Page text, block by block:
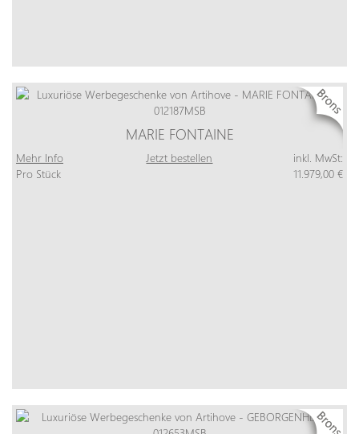
MARIE FONTAINE
Mehr Info Jetzt bestellen
inkl. MwSt:
Pro Stück
11.979,00 €